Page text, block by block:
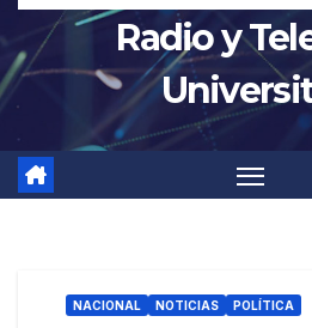
Radio y
NACIONAL NOTICIAS POLÍTICA